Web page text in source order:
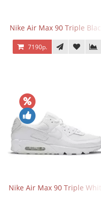
Nike Air Max 90 Triple Black
7190р.
Nike Air Max 90 Triple White